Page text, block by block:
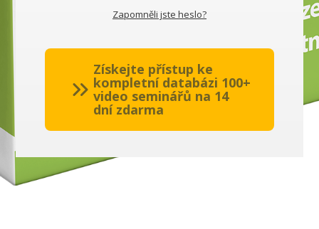
Zapomněli jste heslo?
Získejte přístup ke
kompletní databázi 100+
video seminářů na 14
dní zdarma